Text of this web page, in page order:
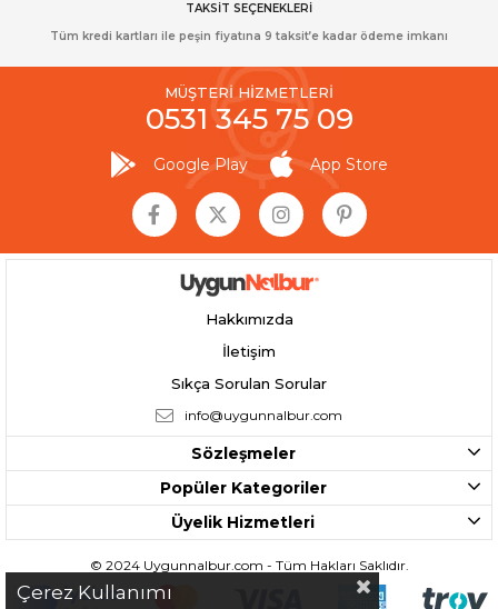
TAKSİT SEÇENEKLERİ
Tüm kredi kartları ile peşin fiyatına 9 taksit’e kadar ödeme imkanı
MÜŞTERİ HİZMETLERİ
0531 345 75 09
Google Play App Store
Hakkımızda
İletişim
Sıkça Sorulan Sorular
info@uygunnalbur.com
Sözleşmeler
Popüler Kategoriler
Üyelik Hizmetleri
© 2024 Uygunnalbur.com - Tüm Hakları Saklıdır.
Çerez Kullanımı